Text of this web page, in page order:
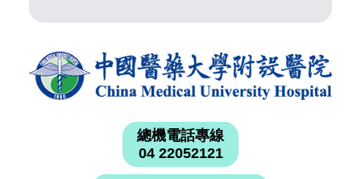
總機電話專線
04 22052121